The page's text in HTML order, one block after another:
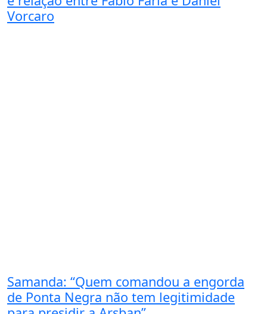
Vorcaro
Samanda: “Quem comandou a engorda
de Ponta Negra não tem legitimidade